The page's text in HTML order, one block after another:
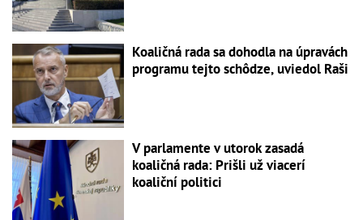
Koaličná rada sa dohodla na úpravách
programu tejto schôdze, uviedol Raši
V parlamente v utorok zasadá
koaličná rada: Prišli už viacerí
koaliční politici